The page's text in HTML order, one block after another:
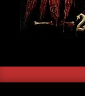
DO
INFERNO
Navigation